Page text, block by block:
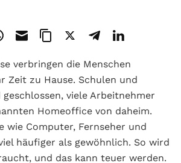
verbringen die Menschen
Zeit zu Hause. Schulen und
viele Arbeitnehmer
Homeoffice von daheim.
wie Computer, Fernseher und
häufiger als gewöhnlich. So wird
und das kann teuer werden.